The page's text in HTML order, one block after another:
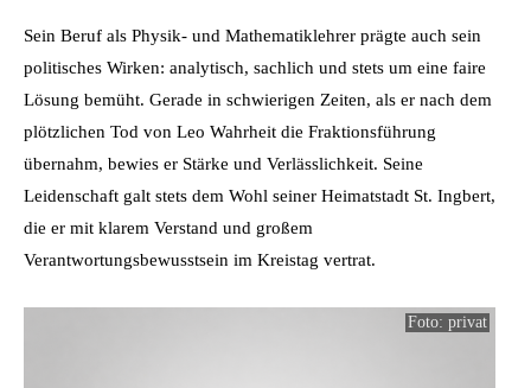
Sein Beruf als Physik- und Mathematiklehrer prägte auch sein
politisches Wirken: analytisch, sachlich und stets um eine faire
Lösung bemüht. Gerade in schwierigen Zeiten, als er nach dem
plötzlichen Tod von Leo Wahrheit die Fraktionsführung
übernahm, bewies er Stärke und Verlässlichkeit. Seine
Leidenschaft galt stets dem Wohl seiner Heimatstadt St. Ingbert,
die er mit klarem Verstand und großem
Verantwortungsbewusstsein im Kreistag vertrat.
Foto: privat